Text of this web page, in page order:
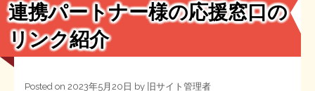
もっと知りたい方へ
連携パートナー様の応援窓口の
リンク紹介
Posted on 2023年5月20日 by 旧サイト管理者